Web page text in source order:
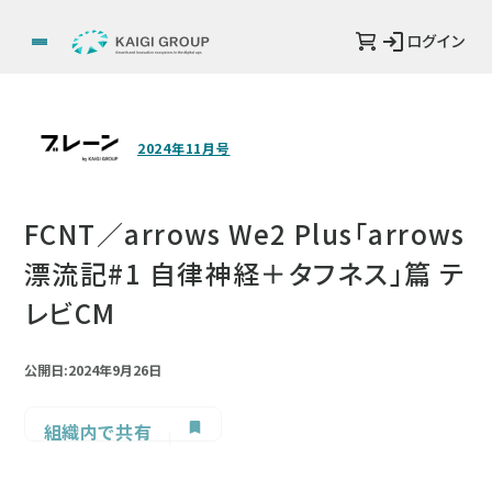
ログイン
2024年11月号
FCNT／arrows We2 Plus「arrows
漂流記#1 自律神経＋タフネス」篇 テ
レビCM
公開日:2024年9月26日
組織内で共有